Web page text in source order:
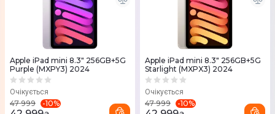
Apple iPad mini 8.3" 256GB+5G
Purple (MXPY3) 2024
Очікується
47 999 -10%
Apple iPad mini 8.3" 256GB+5G
Starlight (MXPX3) 2024
Очікується
47 999 -10%